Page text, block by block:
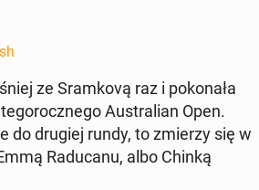
ze Sramkovą raz i pokon­ała
Aus­tralian Open.
do drugiej rundy, to zmierzy się w
Ra­d­u­canu, albo Chinką